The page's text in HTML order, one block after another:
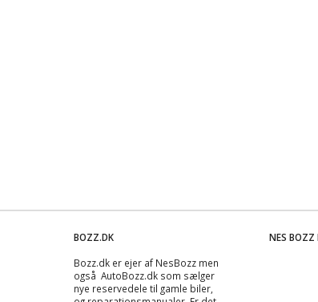
BOZZ.DK
Bozz.dk er ejer af NesBozz men
også AutoBozz.dk som sælger
nye reservedele til gamle biler,
NES BOZZ